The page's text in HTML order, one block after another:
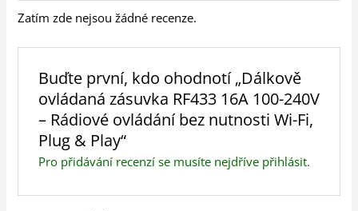
Zatím zde nejsou žádné recenze.
Buďte první, kdo ohodnotí „Dálkově
ovládaná zásuvka RF433 16A 100-240V
– Rádiové ovládání bez nutnosti Wi-Fi,
Plug & Play“
Pro přidávání recenzí se musíte nejdříve přihlásit.